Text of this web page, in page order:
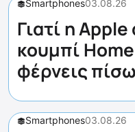
Smartphones03.08.26
Γιατί η
κουμπί
φέρνεις πίσω
Smartphones03.08.26